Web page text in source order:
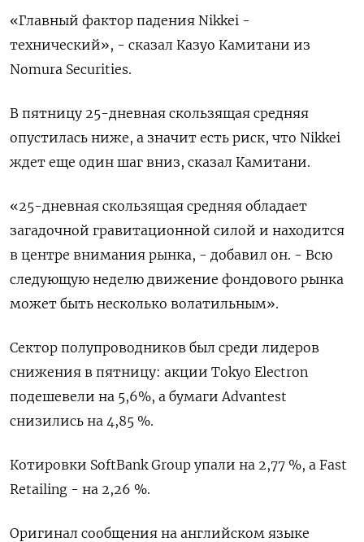
«Главный фактор падения Nikkei -
технический», - сказал Казуо Камитани из
Nomura Securities.
В пятницу 25-дневная скользящая средняя
опустилась ниже, а значит есть риск, что Nikkei
ждет еще один шаг вниз, сказал Камитани.
«25-дневная скользящая средняя обладает
загадочной гравитационной силой и находится
в центре внимания рынка, - добавил он. - Всю
следующую неделю движение фондового рынка
может быть несколько волатильным».
Сектор полупроводников был среди лидеров
снижения в пятницу: акции Tokyo Electron
подешевели на 5,6%, а бумаги Advantest
снизились на 4,85 %.
Котировки SoftBank Group упали на 2,77 %, а Fast
Retailing - на 2,26 %.
Оригинал сообщения на английском языке